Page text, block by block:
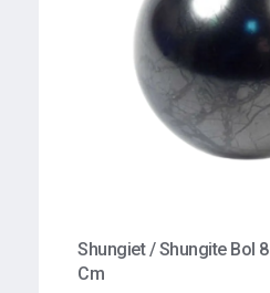
Shungiet / Shungite Bol 8
Cm